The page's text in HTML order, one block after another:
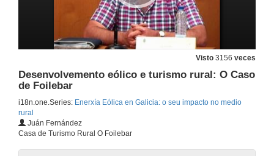
Visto 3156 veces
Desenvolvemento eólico e turismo rural: O Caso
de Foilebar
i18n.one.Series: Enerxía Eólica en Galicia: o seu impacto no medio
rural
Juán Fernández
Casa de Turismo Rural O Foilebar
20 de xul. de 2011